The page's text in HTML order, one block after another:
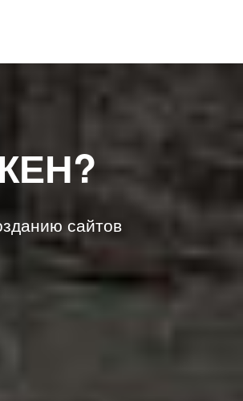
сайтов